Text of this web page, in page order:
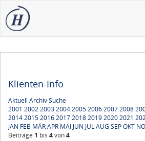
Klienten-Info
Aktuell ArchivSuche
2001 2002200320042005200620072008
20142015201620172018201920202021
JAN FEB MÄRAPR MAI JUN JULAUG SEPOKT
Beiträge 1 bis 4von4